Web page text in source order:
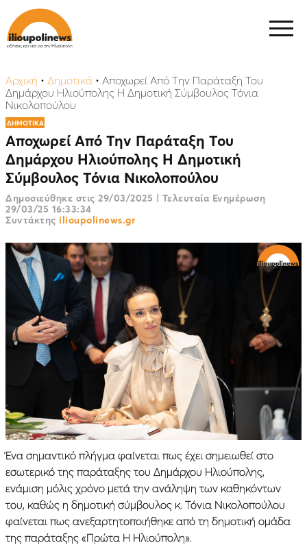
Αρχική • Δημοτικά • Αποχωρεί Aπό Την Παράταξη Του
Δημάρχου Ηλιούπολης Η Δημοτική Σύμβουλος Τόνια
Νικολοπούλου
ΔΗΜΟΤΙΚΑ
Αποχωρεί Aπό Την Παράταξη Του
Δημάρχου Ηλιούπολης Η Δημοτική
Σύμβουλος Τόνια Νικολοπούλου
Δημοσιεύθηκε στις 29/03/2025 | Τελευταία Ενημέρωση
29/03/25 16:33:34
Συντάκτης ilioupolinews.gr
Ένα σημαντικό πλήγμα φαίνεται πως έχει σημειωθεί στο
εσωτερικό της παράταξης του Δημάρχου Ηλιούπολης,
ενάμιση μόλις χρόνο μετά την ανάληψη των καθηκόντων
του, καθώς η δημοτική σύμβουλος κ. Τόνια Νικολοπούλου
φαίνεται πως ανεξαρτητοποιήθηκε από τη δημοτική ομάδα
της παράταξης «Πρώτα Η Ηλιούπολη».